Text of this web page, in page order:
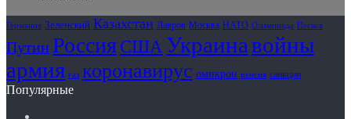
Германия Зеленский Казахстан Лавров Москва НАТО Олимпиада Песков
Путин РоссияСШАУкраинавойны
армия газ коронавирус омикрон пенсия санкции
Популярные